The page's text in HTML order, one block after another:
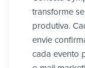
transforme
produtiva.
envie
cada evento